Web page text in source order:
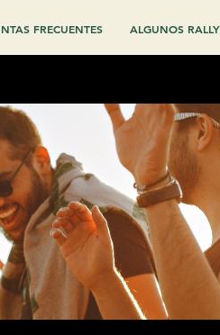
FRECUENTES ALGUNOS